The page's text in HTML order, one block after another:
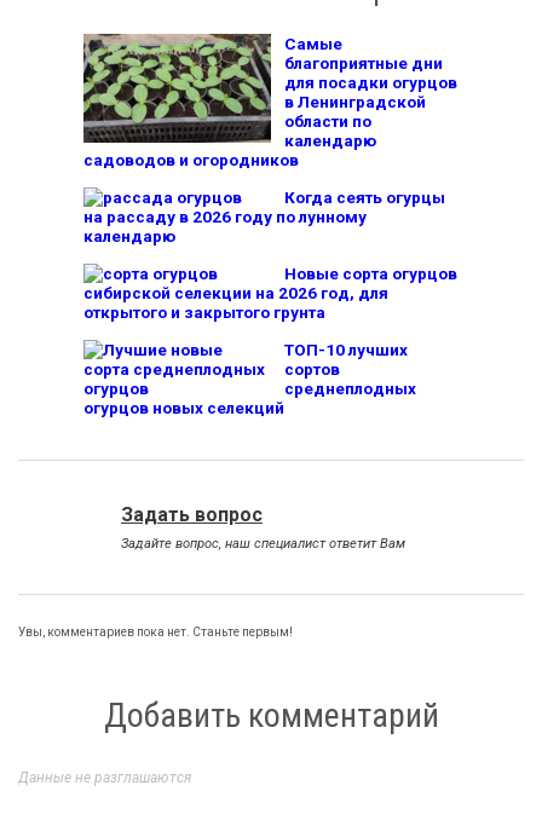
Самые
благоприятные дни
для посадки огурцов
в Ленинградской
области по
календарю
садоводов и огородников
Когда сеять огурцы
на рассаду в 2026 году по лунному
календарю
Новые сорта огурцов
сибирской селекции на 2026 год, для
открытого и закрытого грунта
ТОП-10 лучших
сортов
среднеплодных
огурцов новых селекций
Задать вопрос
Задайте вопрос, наш специалист ответит Вам
Увы, комментариев пока нет. Станьте первым!
Добавить комментарий
Данные не разглашаются